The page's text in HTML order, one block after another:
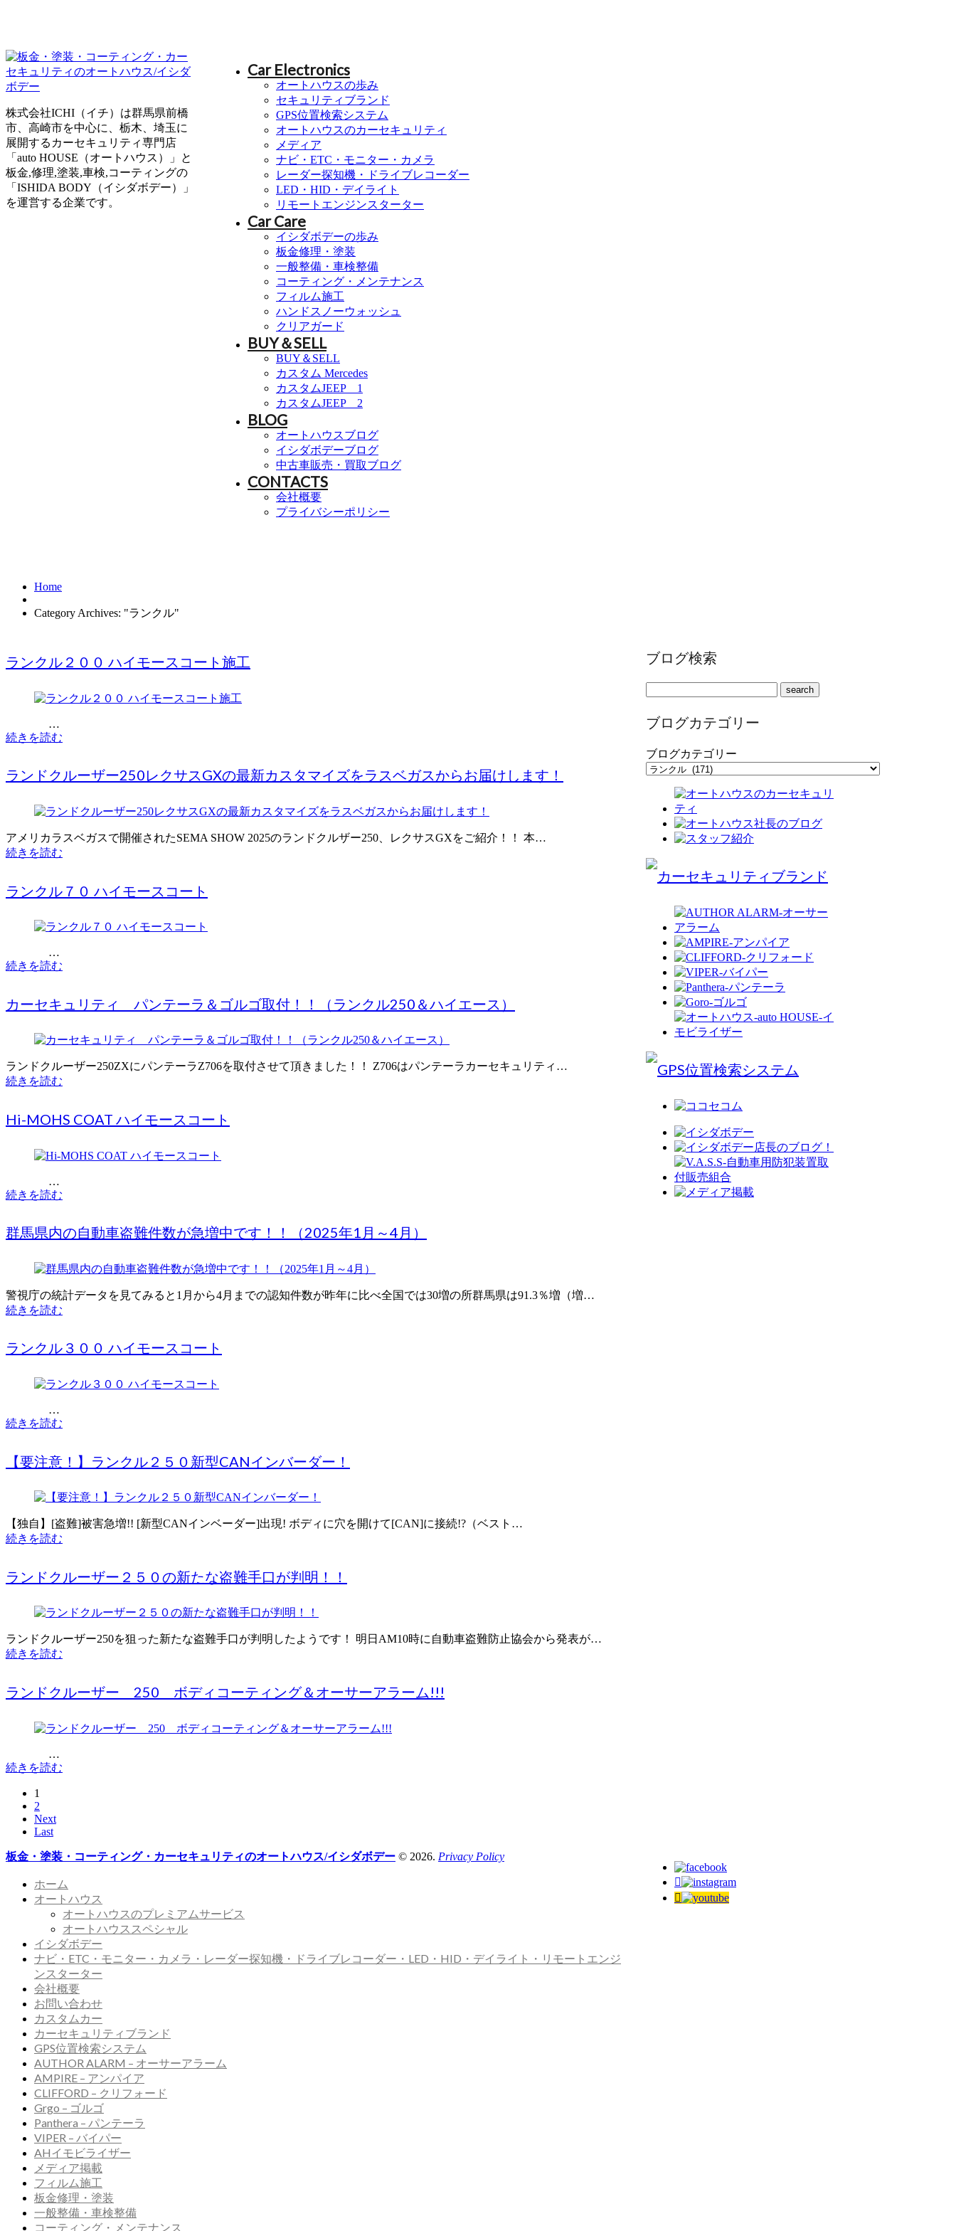
株式会社ICHI（イチ）は群馬県前橋
市、高崎市を中心に、栃木、埼玉に
展開するカーセキュリティ専門店
「auto HOUSE（オートハウス）」と
板金,修理,塗装,車検,コーティングの
「ISHIDA BODY（イシダボデー）」
を運営する企業です。
Car Electronics
オートハウスの歩み
セキュリティブランド
GPS位置検索システム
オートハウスのカーセキュリティ
メディア
ナビ・ETC・モニター・カメラ
レーダー探知機・ドライブレコーダー
LED・HID・デイライト
リモートエンジンスターター
Car Care
イシダボデーの歩み
板金修理・塗装
一般整備・車検整備
コーティング・メンテナンス
フィルム施工
ハンドスノーウォッシュ
クリアガード
BUY＆SELL
BUY＆SELL
カスタム Mercedes
カスタムJEEP 1
カスタムJEEP 2
BLOG
オートハウスブログ
イシダボデーブログ
中古車販売・買取ブログ
CONTACTS
会社概要
プライバシーポリシー
Home
Category Archives: "ランクル"
ランクル２００ ハイモースコート施工
…
続きを読む
ランドクルーザー250レクサスGXの最新カスタマイズをラスベガスからお届けします！
アメリカラスベガスで開催されたSEMA SHOW 2025のランドクルザー250、レクサスGXをご紹介！！ 本…
続きを読む
ランクル７０ ハイモースコート
…
続きを読む
カーセキュリティ パンテーラ＆ゴルゴ取付！！（ランクル250＆ハイエース）
ランドクルーザー250ZXにパンテーラZ706を取付させて頂きました！！ Z706はパンテーラカーセキュリティ…
続きを読む
Hi-MOHS COAT ハイモースコート
…
続きを読む
群馬県内の自動車盗難件数が急増中です！！（2025年1月～4月）
警視庁の統計データを見てみると1月から4月までの認知件数が昨年に比べ全国では30増の所群馬県は91.3％増（増…
続きを読む
ランクル３００ ハイモースコート
…
続きを読む
【要注意！】ランクル２５０新型CANインバーダー！
【独自】[盗難]被害急増!! [新型CANインベーダー]出現! ボディに穴を開けて[CAN]に接続!?（ベスト…
続きを読む
ランドクルーザー２５０の新たな盗難手口が判明！！
ランドクルーザー250を狙った新たな盗難手口が判明したようです！ 明日AM10時に自動車盗難防止協会から発表が…
続きを読む
ランドクルーザー 250 ボディコーティング＆オーサーアラーム!!!
…
続きを読む
1
2
Next
Last
ブログ検索
ブログカテゴリー
ブログカテゴリー
板金・塗装・コーティング・カーセキュリティのオートハウス/イシダボデー © 2026. Privacy Policy
ホーム
オートハウス
オートハウスのプレミアムサービス
オートハウススペシャル
イシダボデー
ナビ・ETC・モニター・カメラ・レーダー探知機・ドライブレコーダー・LED・HID・デイライト・リモートエンジ
ンスターター
会社概要
お問い合わせ
カスタムカー
カーセキュリティブランド
GPS位置検索システム
AUTHOR ALARM – オーサーアラーム
AMPIRE – アンパイア
CLIFFORD – クリフォード
Grgo – ゴルゴ
Panthera – パンテーラ
VIPER – バイパー
AHイモビライザー
メディア掲載
フィルム施工
板金修理・塗装
一般整備・車検整備
コーティング・メンテナンス